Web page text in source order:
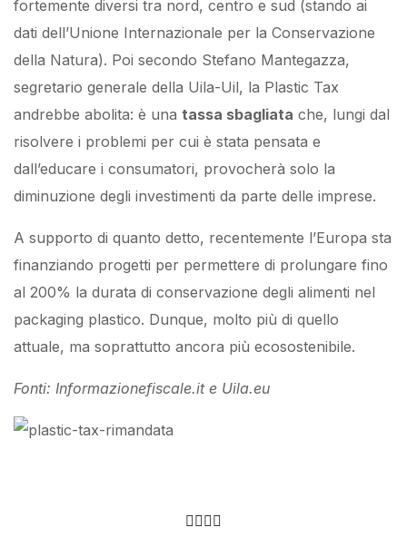
fortemente diversi tra nord, centro e sud (stando ai
dati dell’Unione Internazionale per la Conservazione
della Natura). Poi secondo Stefano Mantegazza,
segretario generale della Uila-Uil, la Plastic Tax
andrebbe abolita: è una tassa sbagliata che, lungi dal
risolvere i problemi per cui è stata pensata e
dall’educare i consumatori, provocherà solo la
diminuzione degli investimenti da parte delle imprese.
A supporto di quanto detto, recentemente l’Europa sta
finanziando progetti per permettere di prolungare fino
al 200% la durata di conservazione degli alimenti nel
packaging plastico. Dunque, molto più di quello
attuale, ma soprattutto ancora più ecosostenibile.
Fonti: Informazionefiscale.it e Uila.eu